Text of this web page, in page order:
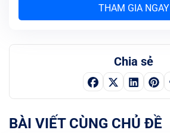
THAM GIA NGAY
Chia sẻ
BÀI VIẾT CÙNG CHỦ ĐỀ